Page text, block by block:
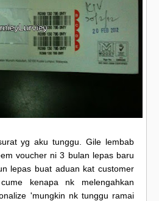
yg aku tunggu. Gile lembab
voucher ni 3 bulan lepas baru
lepas buat aduan kat customer
kenapa nk melengahkan
'mungkin nk tunggu ramai